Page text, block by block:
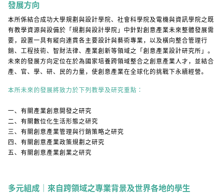
發展方向
本所係結合成功大學規劃與設計學院、社會科學院及電機與資訊學院之既
有教學資源與設備於「規劃與設計學院」中針對創意產業未來整體發展需
要，設置一具有縱向連貫各主要設計與藝術專業，以及橫向整合管理行
銷、工程技術、智財法律、產業創新等領域之「創意產業設計研究所」。
未來的發展方向定位在於為國家培養跨領域整合之創意產業人才，並結合
產、官、學、研、民的力量，使創意產業在全球化的挑戰下永續經營。
本所未來的發展將致力於下列教學及研究重點：
一、有關產業創意開發之研究
二、有關數位化生活形態之研究
三、有關創意產業管理與行銷策略之研究
四、有關創意產業政策規劃之研究
五、有關創意產業創業之研究
多元組成｜來自跨領域之專業背景及世界各地的學生